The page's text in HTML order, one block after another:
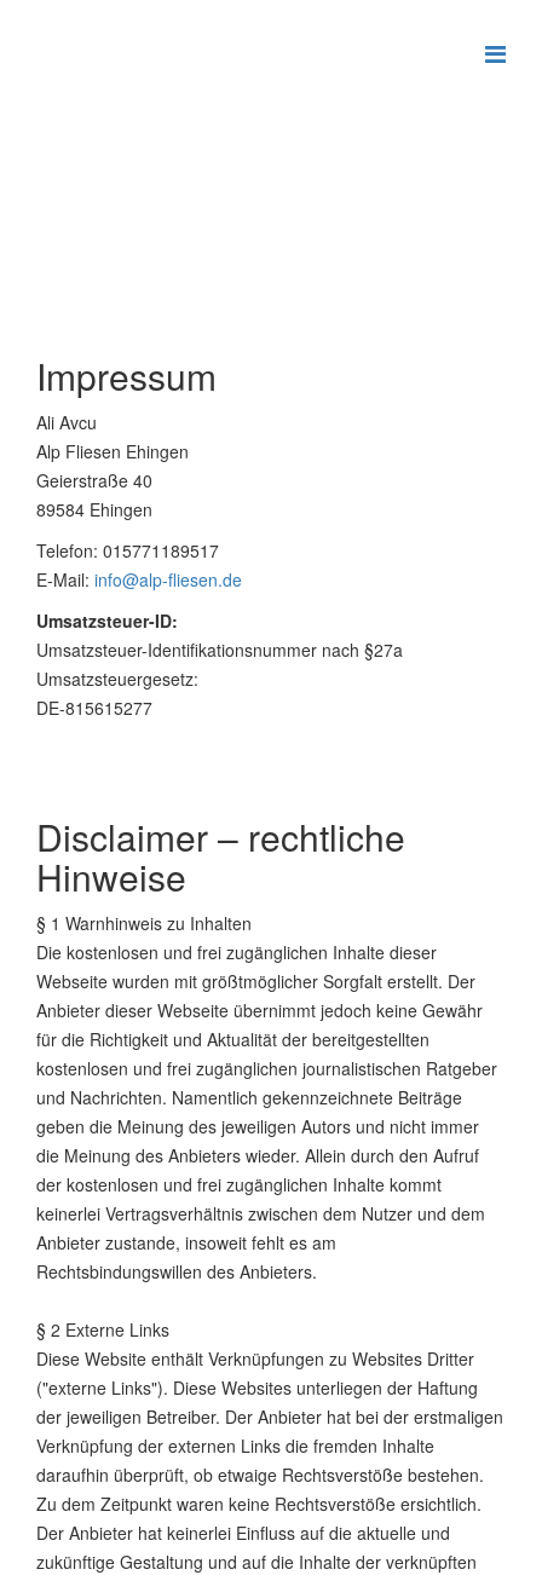
Impressum
Ali Avcu
Alp Fliesen Ehingen
Geierstraße 40
89584 Ehingen
Telefon: 015771189517
E-Mail: info@alp-fliesen.de
Umsatzsteuer-ID:
Umsatzsteuer-Identifikationsnummer nach §27a
Umsatzsteuergesetz:
DE-815615277
Disclaimer – rechtliche
Hinweise
§ 1 Warnhinweis zu Inhalten
Die kostenlosen und frei zugänglichen Inhalte dieser
Webseite wurden mit größtmöglicher Sorgfalt erstellt. Der
Anbieter dieser Webseite übernimmt jedoch keine Gewähr
für die Richtigkeit und Aktualität der bereitgestellten
kostenlosen und frei zugänglichen journalistischen Ratgeber
und Nachrichten. Namentlich gekennzeichnete Beiträge
geben die Meinung des jeweiligen Autors und nicht immer
die Meinung des Anbieters wieder. Allein durch den Aufruf
der kostenlosen und frei zugänglichen Inhalte kommt
keinerlei Vertragsverhältnis zwischen dem Nutzer und dem
Anbieter zustande, insoweit fehlt es am
Rechtsbindungswillen des Anbieters.
§ 2 Externe Links
Diese Website enthält Verknüpfungen zu Websites Dritter
("externe Links"). Diese Websites unterliegen der Haftung
der jeweiligen Betreiber. Der Anbieter hat bei der erstmaligen
Verknüpfung der externen Links die fremden Inhalte
daraufhin überprüft, ob etwaige Rechtsverstöße bestehen.
Zu dem Zeitpunkt waren keine Rechtsverstöße ersichtlich.
Der Anbieter hat keinerlei Einfluss auf die aktuelle und
zukünftige Gestaltung und auf die Inhalte der verknüpften